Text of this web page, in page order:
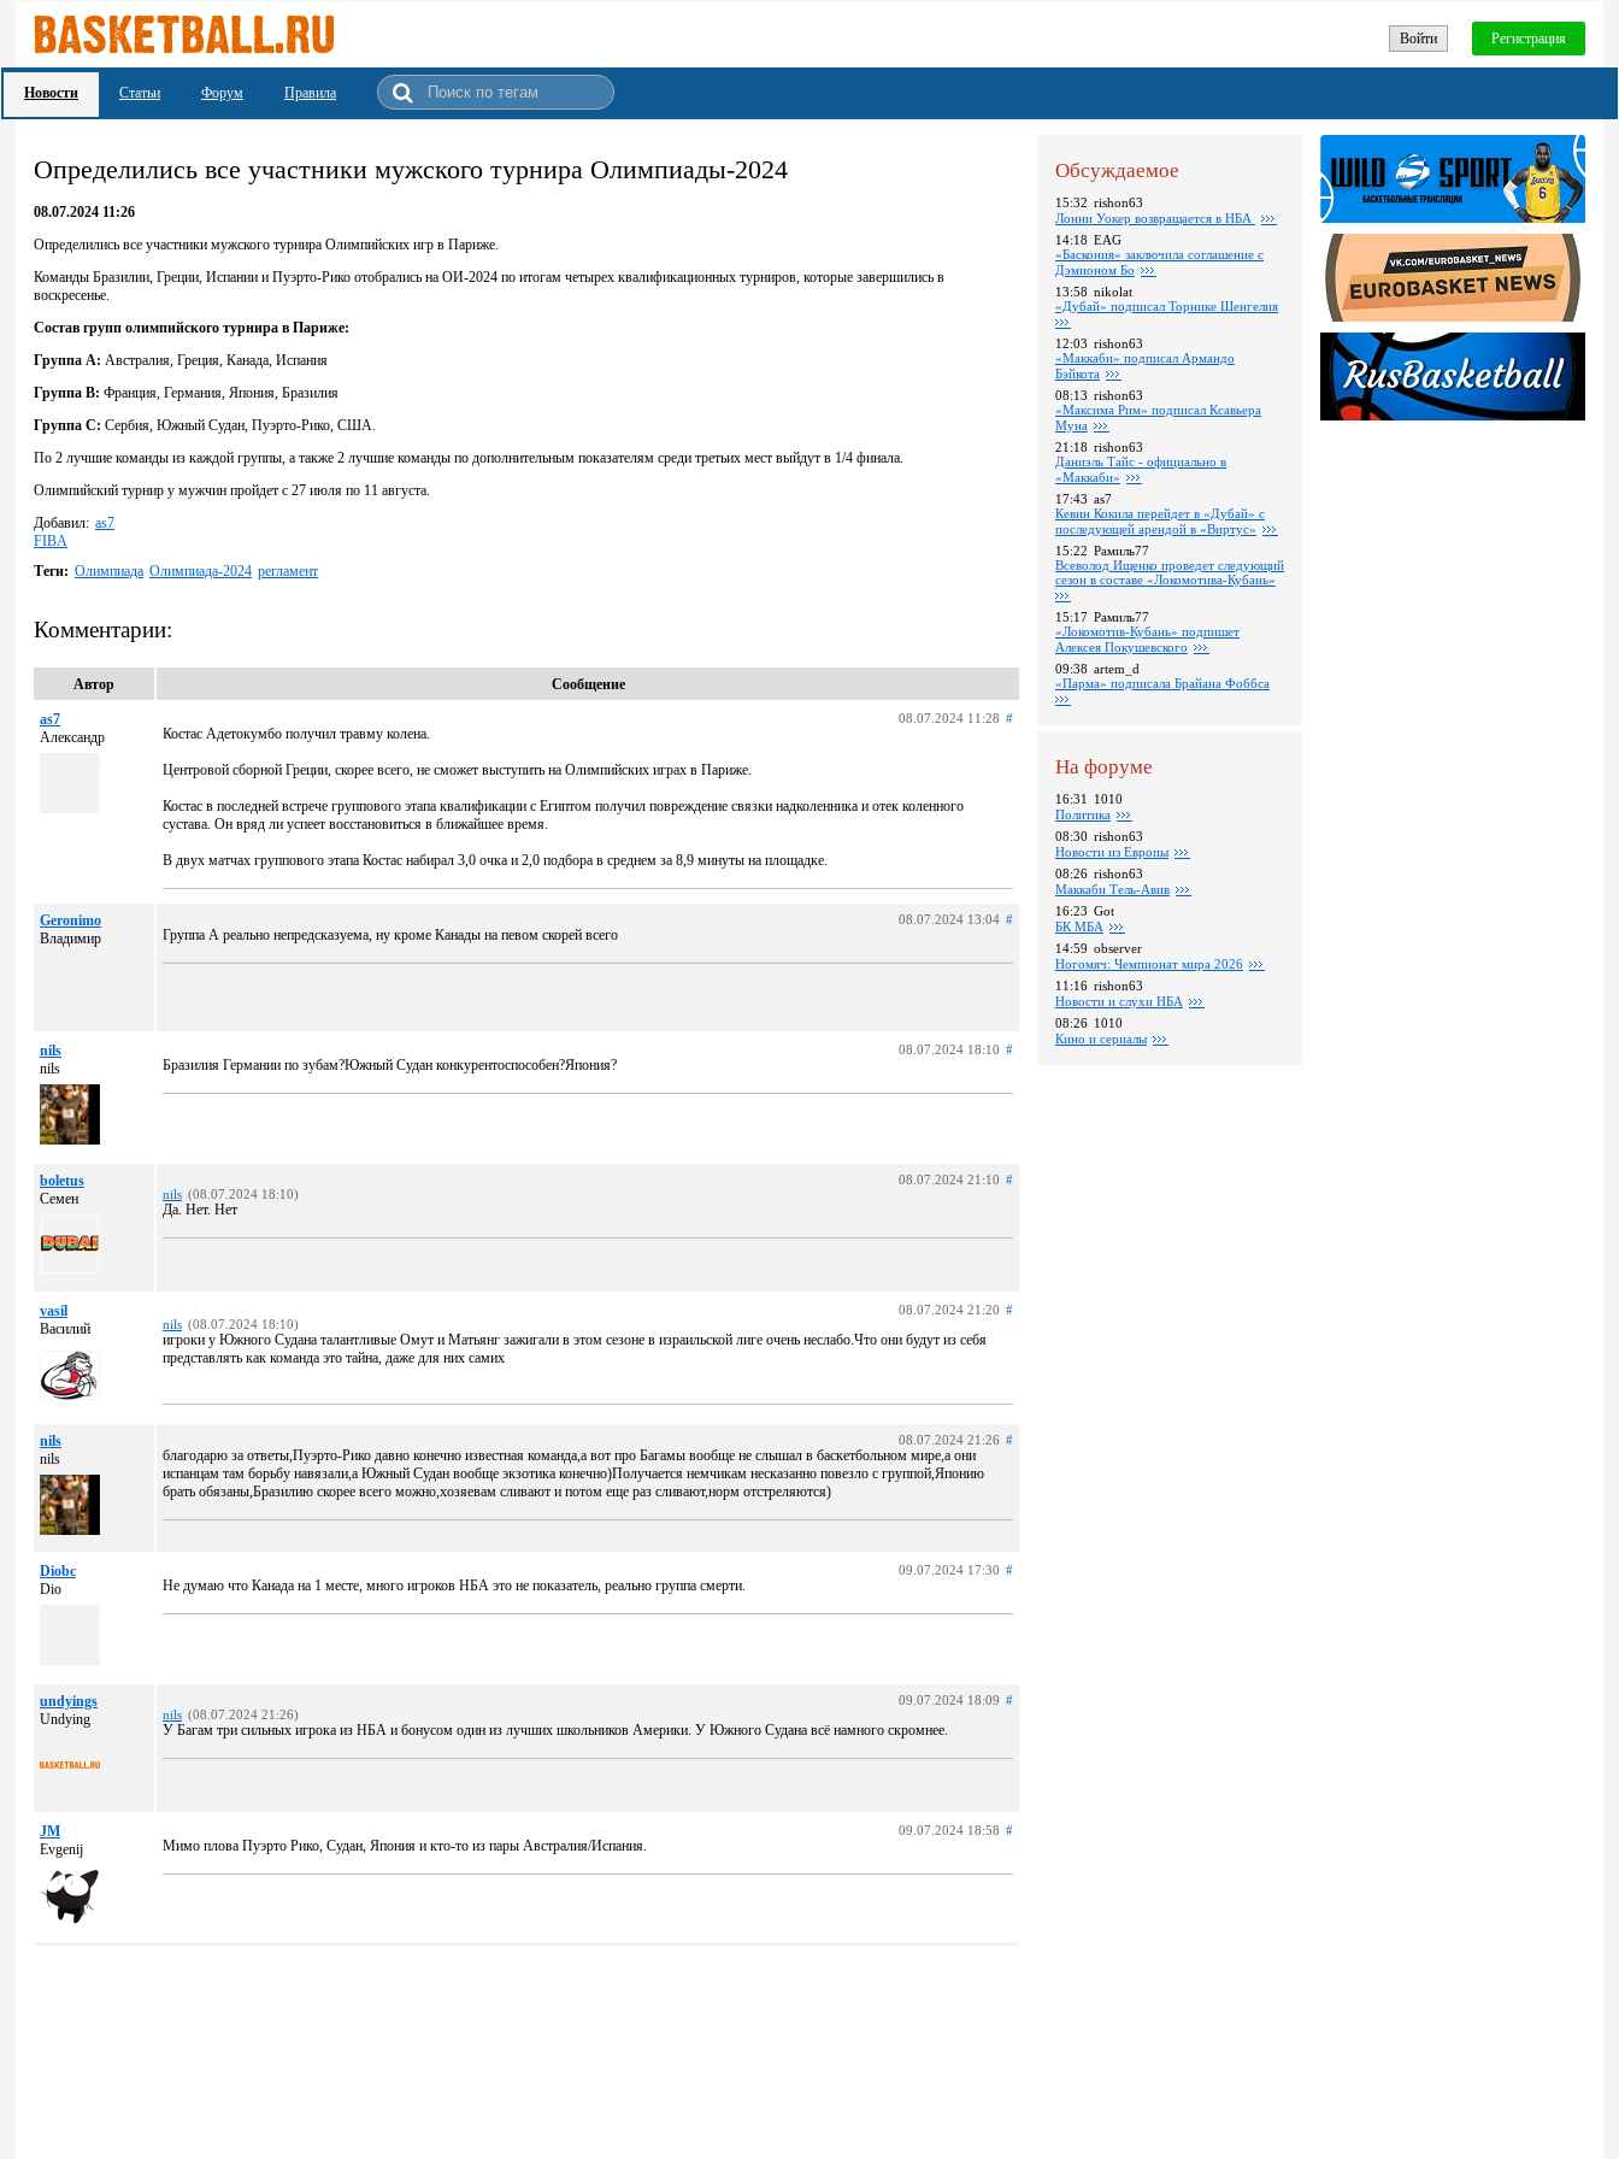
Войти Регистрация
Новости Статьи Форум Правила
Определились все участники мужского турнира Олимпиады-2024
08.07.2024 11:26
Определились все участники мужского турнира Олимпийских игр в Париже.
Команды Бразилии, Греции, Испании и Пуэрто-Рико отобрались на ОИ-2024 по итогам четырех квалификационных турниров, которые завершились в
воскресенье.
Состав групп олимпийского турнира в Париже:
Группа A: Австралия, Греция, Канада, Испания
Группа B: Франция, Германия, Япония, Бразилия
Группа C: Сербия, Южный Судан, Пуэрто‑Рико, США.
По 2 лучшие команды из каждой группы, а также 2 лучшие команды по дополнительным показателям среди третьих мест выйдут в 1/4 финала.
Олимпийский турнир у мужчин пройдет с 27 июля по 11 августа.
Добавил: as7
FIBA
Теги: Олимпиада Олимпиада-2024 регламент
Комментарии:
Автор Сообщение
as7
Александр
08.07.2024 11:28 #
Костас Адетокумбо получил травму колена.
Центровой сборной Греции, скорее всего, не сможет выступить на Олимпийских играх в Париже.
Костас в последней встрече группового этапа квалификации с Египтом получил повреждение связки надколенника и отек коленного
сустава. Он вряд ли успеет восстановиться в ближайшее время.
В двух матчах группового этапа Костас набирал 3,0 очка и 2,0 подбора в среднем за 8,9 минуты на площадке.
Geronimo
Владимир
08.07.2024 13:04 #
Группа А реально непредсказуема, ну кроме Канады на певом скорей всего
nils
nils
08.07.2024 18:10 #
Бразилия Германии по зубам?Южный Судан конкурентоспособен?Япония?
boletus
Семен
08.07.2024 21:10 #
nils (08.07.2024 18:10)
Да. Нет. Нет
vasil
Василий
08.07.2024 21:20 #
nils (08.07.2024 18:10)
игроки у Южного Судана талантливые Омут и Матьянг зажигали в этом сезоне в израильской лиге очень неслабо.Что они будут из себя
представлять как команда это тайна, даже для них самих
nils
nils
08.07.2024 21:26 #
благодарю за ответы,Пуэрто-Рико давно конечно известная команда,а вот про Багамы вообще не слышал в баскетбольном мире,а они
испанцам там борьбу навязали,а Южный Судан вообще экзотика конечно)Получается немчикам несказанно повезло с группой,Японию
брать обязаны,Бразилию скорее всего можно,хозяевам сливают и потом еще раз сливают,норм отстреляются)
Diobc
Dio
09.07.2024 17:30 #
Не думаю что Канада на 1 месте, много игроков НБА это не показатель, реально группа смерти.
undyings
Undying
09.07.2024 18:09 #
nils (08.07.2024 21:26)
У Багам три сильных игрока из НБА и бонусом один из лучших школьников Америки. У Южного Судана всё намного скромнее.
JM
Evgenij
09.07.2024 18:58 #
Мимо плова Пуэрто Рико, Судан, Япония и кто-то из пары Австралия/Испания.
Обсуждаемое
15:32 rishon63
Лонни Уокер возвращается в НБА
14:18 EAG
«Баскония» заключила соглашение с
Дэмионом Бо
13:58 nikolat
«Дубай» подписал Торнике Шенгелия
12:03 rishon63
«Маккаби» подписал Армандо
Бэйкота
08:13 rishon63
«Максима Рим» подписал Ксавьера
Муна
21:18 rishon63
Даниэль Тайс - официально в
«Маккаби»
17:43 as7
Кевин Кокила перейдет в «Дубай» с
последующей арендой в «Виртус»
15:22 Рамиль77
Всеволод Ищенко проведет следующий
сезон в составе «Локомотива-Кубань»
15:17 Рамиль77
«Локомотив-Кубань» подпишет
Алексея Покушевского
09:38 artem_d
«Парма» подписала Брайана Фоббса
На форуме
16:31
1010
Политика
08:30 rishon63
Новости из Европы
08:26 rishon63
Маккаби Тель-Авив
16:23 Got
БК МБА
14:59 observer
Ногомяч: Чемпионат мира 2026
11:16 rishon63
Новости и слухи НБА
08:26 1010
Кино и сериалы